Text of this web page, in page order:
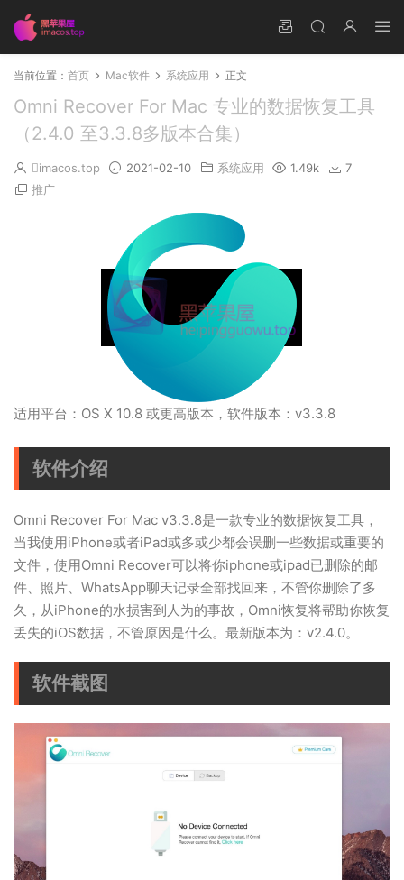
当前位置： 首页 Mac软件 系统应用 正文
Omni Recover For Mac 专业的数据恢复工具
（2.4.0 至3.3.8多版本合集）
imacos.top 2021-02-10 系统应用 1.49k
7
推广
适用平台：OS X 10.8 或更高版本，软件版本：v3.3.8
软件介绍
Omni Recover For Mac v3.3.8是一款专业的数据恢复工具，
当我使用iPhone或者iPad或多或少都会误删一些数据或重要的
文件，使用Omni Recover可以将你iphone或ipad已删除的邮
件、照片、WhatsApp聊天记录全部找回来，不管你删除了多
久，从iPhone的水损害到人为的事故，Omni恢复将帮助你恢复
丢失的iOS数据，不管原因是什么。最新版本为：v2.4.0。
软件截图